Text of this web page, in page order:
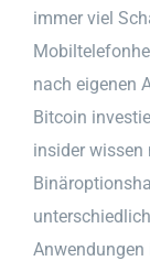
immer viel
nach eigenen
Bitcoin
insider wissen
Anwendungen